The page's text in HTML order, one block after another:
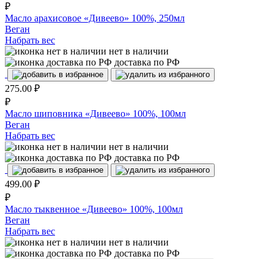
₽
Масло арахисовое «Дивеево» 100%, 250мл
Веган
Набрать вес
нет в наличии
доставка по РФ
275.00 ₽
₽
Масло шиповника «Дивеево» 100%, 100мл
Веган
Набрать вес
нет в наличии
доставка по РФ
499.00 ₽
₽
Масло тыквенное «Дивеево» 100%, 100мл
Веган
Набрать вес
нет в наличии
доставка по РФ